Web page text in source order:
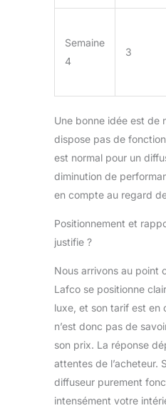
Semaine
4
3
Une bonne idée est de
dispose pas de
est normal pour un
diminution de
en compte au regard
Positionnement et
justifie ?
Nous arrivons au point
Lafco se positionne
luxe, et son tarif est en
n’est donc pas de
son prix. La réponse
attentes de l’acheteur.
diffuseur purement
intensément votre